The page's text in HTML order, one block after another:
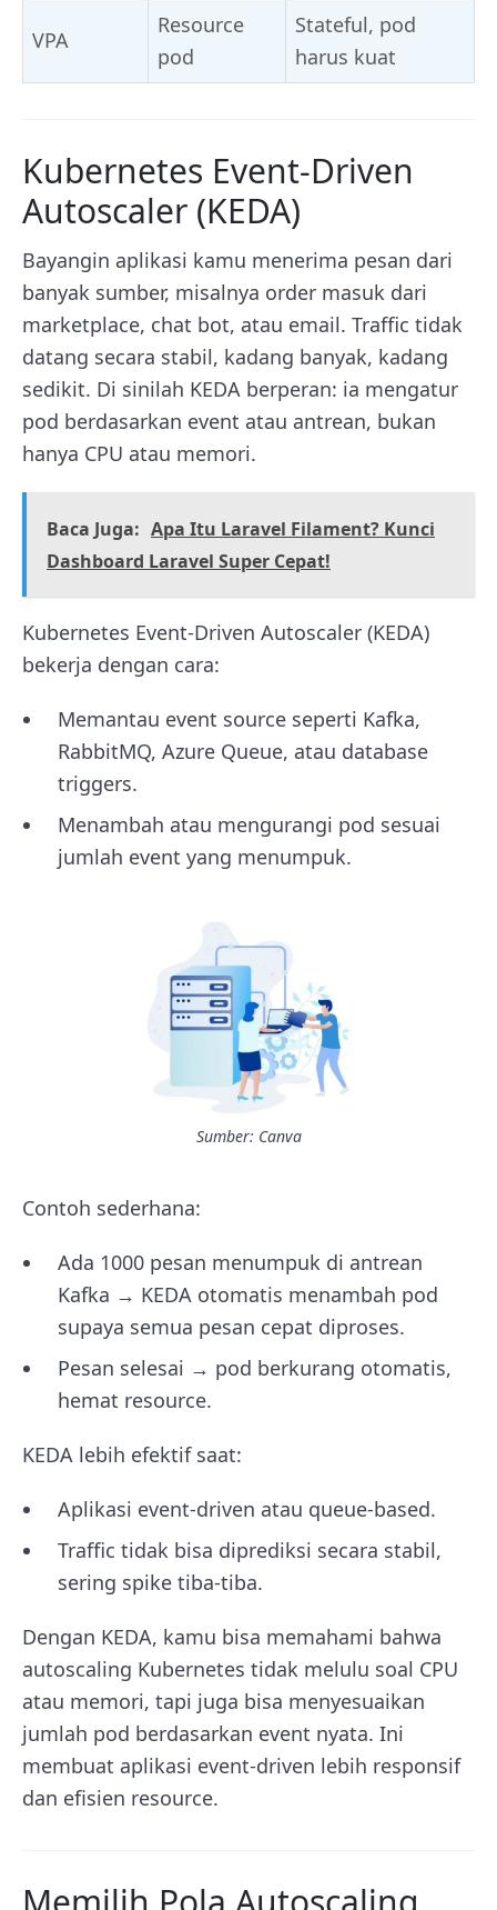
VPA
Resource
pod
Stateful, pod
harus kuat
Kubernetes Event-Driven
Autoscaler (KEDA)
Bayangin aplikasi kamu menerima pesan dari
banyak sumber, misalnya order masuk dari
marketplace, chat bot, atau email. Traffic tidak
datang secara stabil, kadang banyak, kadang
sedikit. Di sinilah KEDA berperan: ia mengatur
pod berdasarkan event atau antrean, bukan
hanya CPU atau memori.
Baca Juga: Apa Itu Laravel Filament? Kunci
Dashboard Laravel Super Cepat!
Kubernetes Event-Driven Autoscaler (KEDA)
bekerja dengan cara:
Memantau event source seperti Kafka,
RabbitMQ, Azure Queue, atau database
triggers.
Menambah atau mengurangi pod sesuai
jumlah event yang menumpuk.
Sumber: Canva
Contoh sederhana:
Ada 1000 pesan menumpuk di antrean
Kafka → KEDA otomatis menambah pod
supaya semua pesan cepat diproses.
Pesan selesai → pod berkurang otomatis,
hemat resource.
KEDA lebih efektif saat:
Aplikasi event-driven atau queue-based.
Traffic tidak bisa diprediksi secara stabil,
sering spike tiba-tiba.
Dengan KEDA, kamu bisa memahami bahwa
autoscaling Kubernetes tidak melulu soal CPU
atau memori, tapi juga bisa menyesuaikan
jumlah pod berdasarkan event nyata. Ini
membuat aplikasi event-driven lebih responsif
dan efisien resource.